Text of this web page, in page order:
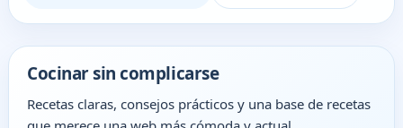
Cocinar sin complicarse
Recetas claras, consejos prácticos y una base de recetas